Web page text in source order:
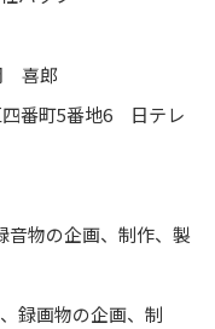
喜郎
番町5番地6 日テレ
音物の企画、制作、製
録画物の企画、制